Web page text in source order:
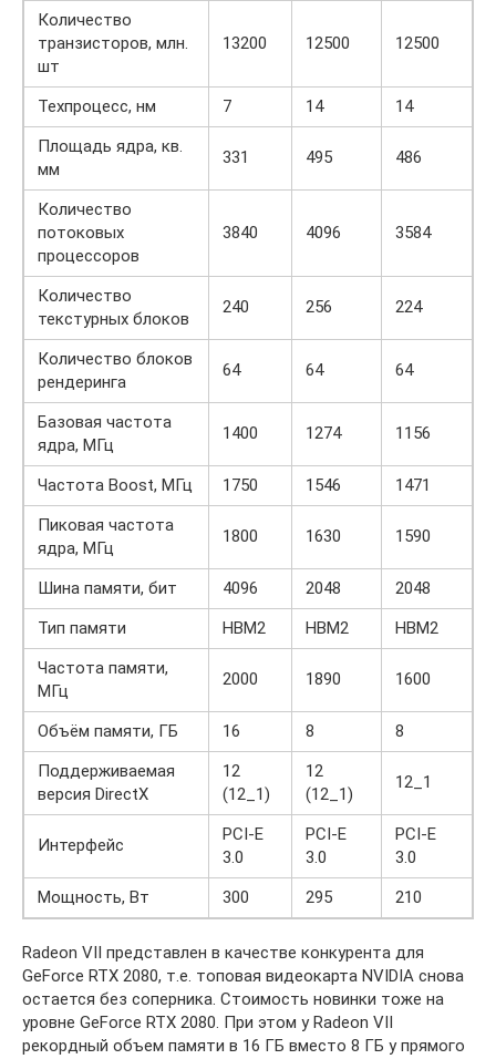
Количество
транзисторов, млн.
шт
13200 12500 12500
Техпроцесс, нм 7 14
14
Площадь ядра, кв.
мм
331 495 486
Количество
потоковых
процессоров
3840 4096 3584
Количество
текстурных блоков
240 256 224
Количество блоков
рендеринга
64 64 64
Базовая частота
ядра, МГц
1400 1274 1156
Частота Boost, МГц 1750 1546
1471
Пиковая частота
ядра, МГц
1800 1630 1590
Шина памяти, бит 4096 2048
2048
Тип памяти
HBM2 HBM2
HBM2
Частота памяти,
МГц
2000 1890 1600
Объём памяти, ГБ 16 8
8
Поддерживаемая
версия DirectX
12
(12_1)
12
(12_1)
12_1
Интерфейс
PCI-E
3.0
PCI-E
3.0
PCI-E
3.0
Мощность, Вт
300 295 210
Radeon VII представлен в качестве конкурента для
GeForce RTX 2080, т.е. топовая видеокарта NVIDIA снова
остается без соперника. Стоимость новинки тоже на
уровне GeForce RTX 2080. При этом у Radeon VII
рекордный объем памяти в 16 ГБ вместо 8 ГБ у прямого